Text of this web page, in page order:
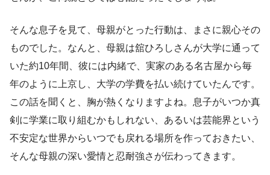
そんな息子を見て、母親がとった行動は、まさに親心その
ものでした。なんと、母親は舘ひろしさんが大学に通って
いた約10年間、彼には内緒で、実家のある名古屋から毎
年のように上京し、大学の学費を払い続けていたんです。
この話を聞くと、胸が熱くなりますよね。息子がいつか真
剣に学業に取り組むかもしれない、あるいは芸能界という
不安定な世界からいつでも戻れる場所を作っておきたい、
そんな母親の深い愛情と忍耐強さが伝わってきます。